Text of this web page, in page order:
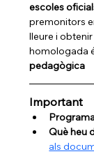
escoles
premonitors
lleure i
homologada
pedagògica
Important
Què heu
als